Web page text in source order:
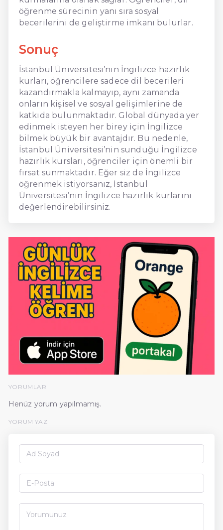
öğrenme sürecinin yanı sıra sosyal
becerilerini de geliştirme imkanı bulurlar.
Sonuç
İstanbul Üniversitesi’nin İngilizce hazırlık
kurları, öğrencilere sadece dil becerileri
kazandırmakla kalmayıp, aynı zamanda
onların kişisel ve sosyal gelişimlerine de
katkıda bulunmaktadır. Global dünyada yer
edinmek isteyen her birey için İngilizce
bilmek büyük bir avantajdır. Bu nedenle,
İstanbul Üniversitesi’nin sunduğu İngilizce
hazırlık kursları, öğrenciler için önemli bir
fırsat sunmaktadır. Eğer siz de İngilizce
öğrenmek istiyorsanız, İstanbul
Üniversitesi’nin İngilizce hazırlık kurlarını
değerlendirebilirsiniz.
YORUMLAR
Henüz yorum yapılmamış.
YORUM YAZ